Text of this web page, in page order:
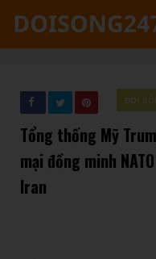
ĐỜI
Tổng thống Mỹ
mại đồng minh
Iran